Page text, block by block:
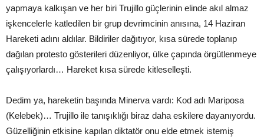
yapmaya kalkışan ve her biri Trujillo güçlerinin elinde akıl almaz
işkencelerle katledilen bir grup devrimcinin anısına, 14 Haziran
Hareketi adını aldılar. Bildiriler dağıtıyor, kısa sürede toplanıp
dağılan protesto gösterileri düzenliyor, ülke çapında örgütlenmeye
çalışıyorlardı… Hareket kısa sürede kitleselleşti.
Dedim ya, hareketin başında Minerva vardı: Kod adı Mariposa
(Kelebek)… Trujillo ile tanışıklığı biraz daha eskilere dayanıyordu.
Güzelliğinin etkisine kapılan diktatör onu elde etmek istemiş